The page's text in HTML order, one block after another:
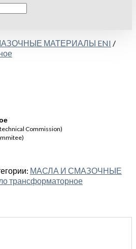
МАТЕРИАЛЫ ENI /
Commission)
МАСЛА И СМАЗОЧНЫЕ
трансформаторное